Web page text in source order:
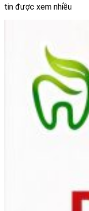
tin được xem nhiều